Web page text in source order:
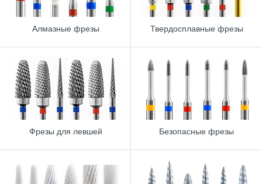
Алмазные фрезы Твердосплавные фрезы
Фрезы для левшей Безопасные фрезы